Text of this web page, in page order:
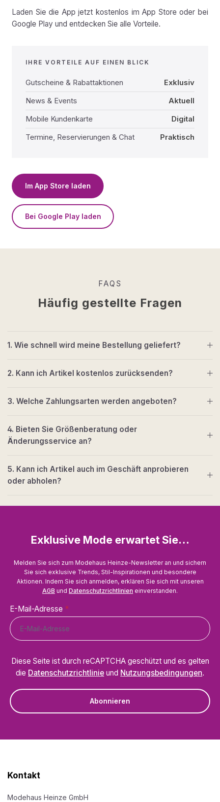
Laden Sie die App jetzt kostenlos im App Store oder bei
Google Play und entdecken Sie alle Vorteile.
IHRE VORTEILE AUF EINEN BLICK
Gutscheine & Rabattaktionen
Exklusiv
News & Events
Aktuell
Mobile Kundenkarte
Digital
Termine, Reservierungen & Chat
Praktisch
Im App Store laden
Bei Google Play laden
FAQS
Häufig gestellte Fragen
1. Wie schnell wird meine Bestellung geliefert?
2. Kann ich Artikel kostenlos zurücksenden?
3. Welche Zahlungsarten werden angeboten?
4. Bieten Sie Größenberatung oder
Änderungsservice an?
5. Kann ich Artikel auch im Geschäft anprobieren
oder abholen?
Exklusive Mode erwartet Sie…
Melden Sie sich zum Modehaus Heinze-Newsletter an und sichern
Sie sich exklusive Trends, Stil-Inspirationen und besondere
Aktionen. Indem Sie sich anmelden, erklären Sie sich mit unseren
AGB und Datenschutzrichtlinien einverstanden.
E-Mail-Adresse *
Diese Seite ist durch reCAPTCHA geschützt und es gelten
die Datenschutzrichtlinie und Nutzungsbedingungen.
Abonnieren
Kontakt
Modehaus Heinze GmbH